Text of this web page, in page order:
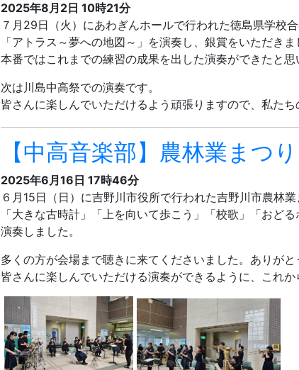
2025年8月2日 10時21分
７月29日（火）にあわぎんホールで行われた徳島県学校
「アトラス～夢への地図～」を演奏し、銀賞をいただきま
本番ではこれまでの練習の成果を出した演奏ができたと思
次は川島中高祭での演奏です。
皆さんに楽しんでいただけるよう頑張りますので、私たち
【中高音楽部】農林業まつり
2025年6月16日 17時46分
６月15日（日）に吉野川市役所で行われた吉野川市農林
「大きな古時計」「上を向いて歩こう」「校歌」「おど
演奏しました。
多くの方が会場まで聴きに来てくださいました。ありがと
皆さんに楽しんでいただける演奏ができるように、これか